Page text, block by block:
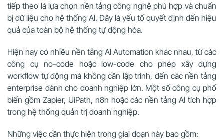
tiếp theo là lựa chọn nền tảng công nghệ phù hợp và chuẩn
bị dữ liệu cho hệ thống AI. Đây là yếu tố quyết định đến hiệu
quả của toàn bộ hệ thống tự động hóa.
Hiện nay có nhiều nền tảng AI Automation khác nhau, từ các
công cụ no-code hoặc low-code cho phép xây dựng
workflow tự động mà không cần lập trình, đến các nền tảng
enterprise dành cho doanh nghiệp lớn. Một số công cụ phổ
biến gồm Zapier, UiPath, n8n hoặc các nền tảng AI tích hợp
trong hệ thống quản trị doanh nghiệp.
Những việc cần thực hiện trong giai đoạn này bao gồm: